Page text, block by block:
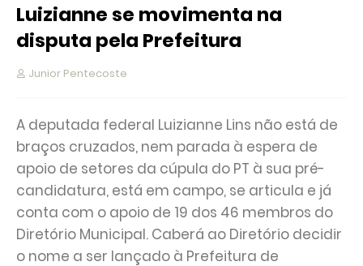
CRÍTICO
Luizianne se movimenta na
disputa pela Prefeitura
Junior Pentecoste
A deputada federal Luizianne Lins não está de
braços cruzados, nem parada à espera de
apoio de setores da cúpula do PT à sua pré-
candidatura, está em campo, se articula e já
conta com o apoio de 19 dos 46 membros do
Diretório Municipal. Caberá ao Diretório decidir
o nome a ser lançado à Prefeitura de